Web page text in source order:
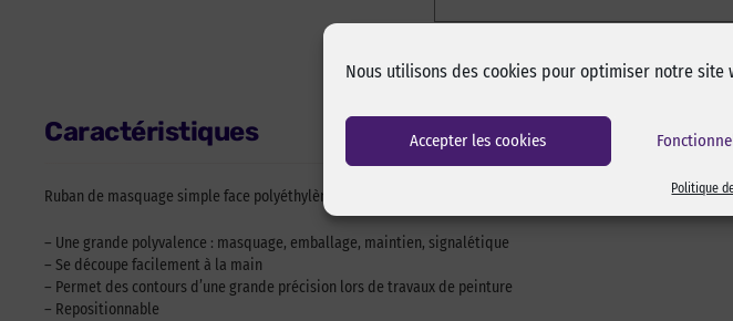
Nous utilisons des cookies pour optimiser notre site
Accepter les cookies
Politique
Caractéristiques
Ruban de masquage simple face polyéthylène embossé vert enduit d’une masse adhésive acrylique
– Une grande polyvalence : masquage, emballage, maintien, signalétique
– Se découpe facilement à la main
– Permet des contours d’une grande précision lors de travaux de peinture
– Repositionnable